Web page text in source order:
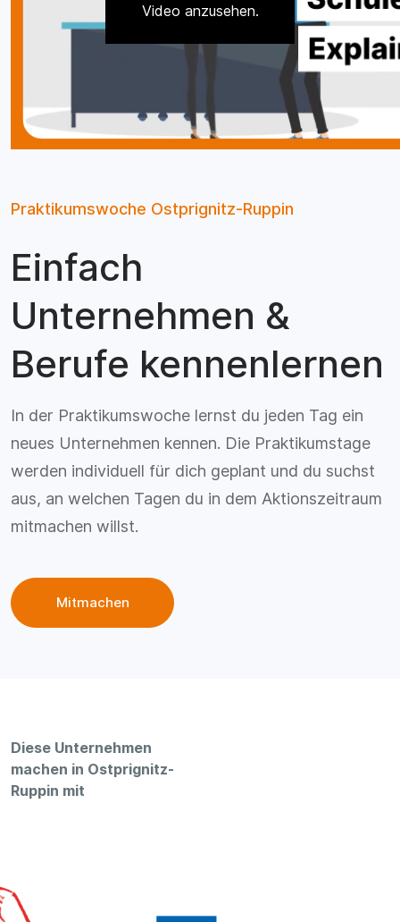
Video anzusehen.
Praktikumswoche Ostprignitz-Ruppin
Einfach
Unternehmen &
Berufe kennenlernen
In der Praktikumswoche lernst du jeden Tag ein
neues Unternehmen kennen. Die Praktikumstage
werden individuell für dich geplant und du suchst
aus, an welchen Tagen du in dem Aktionszeitraum
mitmachen willst.
Mitmachen
Diese Unternehmen
machen in Ostprignitz-
Ruppin mit